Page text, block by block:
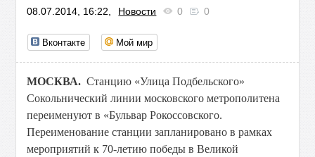
08.07.2014, 16:22, Новости 0 0
Вконтакте Мой мир
МОСКВА.Станцию «Улица Подбельского»
Сокольнический линии московского метрополитена
переименуют в «Бульвар Рокоссовского.
Переименование станции запланировано в рамках
мероприятий к 70-летию победы в Великой